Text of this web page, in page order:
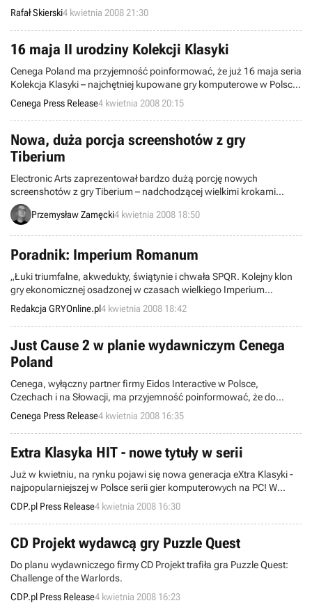
przyniosło spodziewaną zmianę lidera. Handheld Nintendo musiał
ustąpić pola PSP, które tym razem było bezkonkurencyjne.
Rafał Skierski4 kwietnia 2008 21:30
16 maja II urodziny Kolekcji Klasyki
Cenega Poland ma przyjemność poinformować, że już 16 maja seria
Kolekcja Klasyki – najchętniej kupowane gry komputerowe w Polsce!
- będzie obchodzić swoje drugie urodziny! Przygotujcie się na
mnóstwo nowych, doskonałych gier oraz liczne atrakcje związane z
tym wydarzeniem.
Cenega Press Release4 kwietnia 2008 20:15
Nowa, duża porcja screenshotów z gry
Tiberium
Electronic Arts zaprezentował bardzo dużą porcję nowych
screenshotów z gry Tiberium – nadchodzącej wielkimi krokami
strzelaniny z zacięciem taktycznym, której akcja rozgrywa się w
uniwersum znanym z serii Command & Conquer.
Przemysław Zamęcki4 kwietnia 2008 18:50
Poradnik: Imperium Romanum
„Łuki triumfalne, akwedukty, świątynie i chwała SPQR. Kolejny klon
gry ekonomicznej osadzonej w czasach wielkiego Imperium
Rzymskiego, bez wątpienia – w najlepszym wydaniu. Poniższy
poradnik zawiera zbiór zasad oraz metod na najlepszy i uniwersalny
rozwój ekonomiczny, dla niemal każdej mapy dowolnego
scenariusza jak i kampanii historycznej."
Redakcja GRYOnline.pl4 kwietnia 2008 18:42
Just Cause 2 w planie wydawniczym Cenega
Poland
Cenega, wyłączny partner firmy Eidos Interactive w Polsce,
Czechach i na Słowacji, ma przyjemność poinformować, że do
planu wydawniczego Cenega Poland trafiła kontynuacja hitu 2006
roku z gatunku akcji, Just Cause 2!
Cenega Press Release4 kwietnia 2008 16:35
Extra Klasyka HIT - nowe tytuły w serii
Już w kwietniu, na rynku pojawi się nowa generacja eXtra Klasyki -
najpopularniejszej w Polsce serii gier komputerowych na PC! W
nowej odsłonie seria eXtra Klasyka będzie dostępna aż w 3 różnych
wydaniach:
CDP.pl Press Release4 kwietnia 2008 16:30
CD Projekt wydawcą gry Puzzle Quest
Do planu wydawniczego firmy CD Projekt trafiła gra Puzzle Quest:
Challenge of the Warlords.
CDP.pl Press Release4 kwietnia 2008 16:23